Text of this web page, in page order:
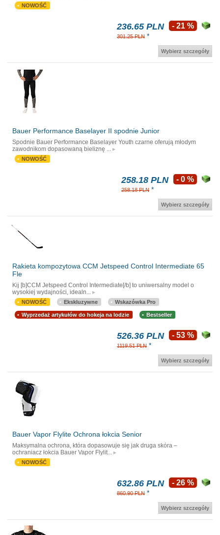
NOWOŚĆ
236.65 PLN
301.25 PLN *
- 21 %
Wybierz szczegóły
Bauer Performance Baselayer II spodnie Junior
Spodnie Bauer Performance Baselayer Youth czarne oferują młodym
zawodnikom dopasowaną bieliznę ...
NOWOŚĆ
258.18 PLN
258.18 PLN *
- 0 %
Wybierz szczegóły
Rakieta kompozytowa CCM Jetspeed Control Intermediate 65
Fle
Kij [b]CCM Jetspeed Control Intermediate[/b] to uniwersalny model o
wysokiej wydajności, idealn...
NOWOŚĆ Ekskluzywne Wskazówka Pro
Wyprzedaż artykułów do hokeja na lodzie Bestseller
526.36 PLN
1119.51 PLN *
- 53 %
Wybierz szczegóły
Bauer Vapor Flylite Ochrona łokcia Senior
Maksymalna ochrona, która dopasowuje się jak druga skóra –
ochraniacz łokcia Bauer Vapor Flylit...
NOWOŚĆ
632.86 PLN
860.90 PLN *
- 26 %
Wybierz szczegóły